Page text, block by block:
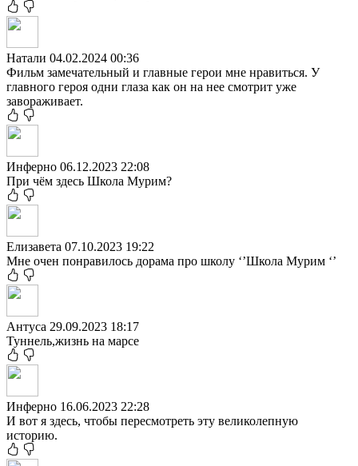
Натали 04.02.2024 00:36
Фильм замечательный и главные герои мне нравиться. У
главного героя одни глаза как он на нее смотрит уже
завораживает.
Инферно 06.12.2023 22:08
При чём здесь Школа Мурим?
Елизавета 07.10.2023 19:22
Мне очен понравилось дорама про школу ‘’Школа Мурим ‘’
Антуса 29.09.2023 18:17
Туннель,жизнь на марсе
Инферно 16.06.2023 22:28
И вот я здесь, чтобы пересмотреть эту великолепную
историю.